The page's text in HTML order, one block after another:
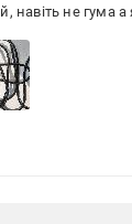
навіть не гума а